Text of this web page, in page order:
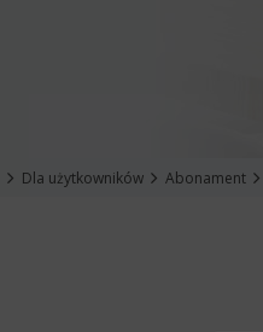
Dla użytkowników Abonament